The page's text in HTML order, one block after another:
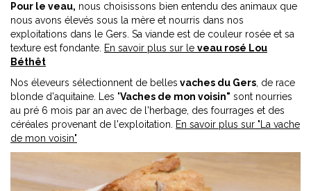
Pour le veau, nous choisissons bien entendu des animaux que
nous avons élevés sous la mère et nourris dans nos
exploitations dans le Gers. Sa viande est de couleur rosée et sa
texture est fondante. En savoir plus sur le veau rosé Lou
Béthêt
Nos éleveurs sélectionnent de belles vaches du Gers , de race
blonde d'aquitaine. Les "Vaches de mon voisin" sont nourries
au pré 6 mois par an avec de l'herbage, des fourrages et des
céréales provenant de l'exploitation.
En savoir plus sur "La vache
de mon voisin"